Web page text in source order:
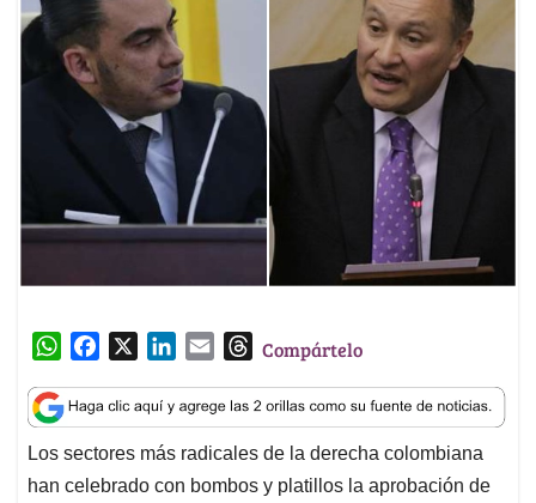
W
a
t
s
A
c
e
b
o
n
k
e
d
a
i
l
T
r
e
a
d
Compártelo
Los sectores más radicales de la derecha colombiana
han celebrado con bombos y platillos la aprobación de